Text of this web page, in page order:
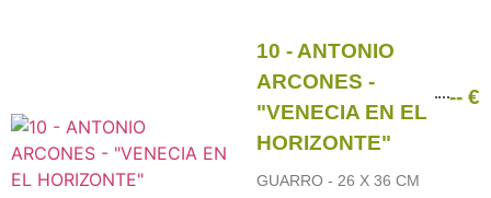
10 - ANTONIO
ARCONES -
"VENECIA EN EL
HORIZONTE"
-- €
GUARRO - 26 X 36 CM